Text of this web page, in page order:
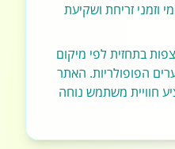
וזמני זריחת ושקיעת
בתחזית לפי מיקום
הפופולריות. האתר
חוויית משתמש נוחה